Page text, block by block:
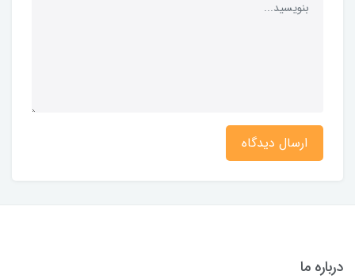
ارسال دیدگاه
درباره ما